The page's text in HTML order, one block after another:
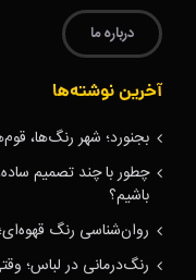
درباره ما
آخرین نوشته‌ها
بجنورد؛ شهر رنگ‌ها،
چطور با چند تصمیم
باشیم؟
روان‌شناسی رنگ
رنگ‌درمانی در لباس؛